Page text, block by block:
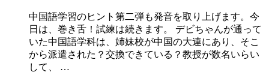
中国語学習のヒント第二弾も発音を取り上げます。今
日は、巻き舌！試練は続きます。 デビちゃんが通って
いた中国語学科は、姉妹校が中国の大連にあり、そこ
から派遣された？交換できている？教授が数名いらい
して、 …